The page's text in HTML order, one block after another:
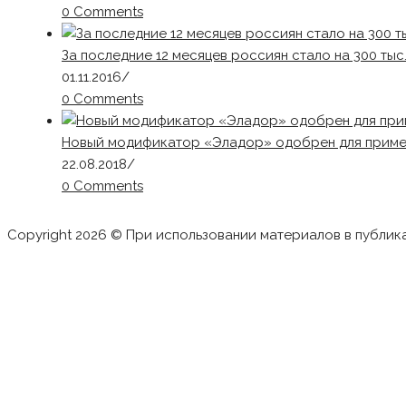
0 Comments
За последние 12 месяцев россиян стало на 300
01.11.2016/
0 Comments
Новый модификатор «Эладор» одобрен для
22.08.2018/
0 Comments
Copyright 2026 © При использовании материалов в